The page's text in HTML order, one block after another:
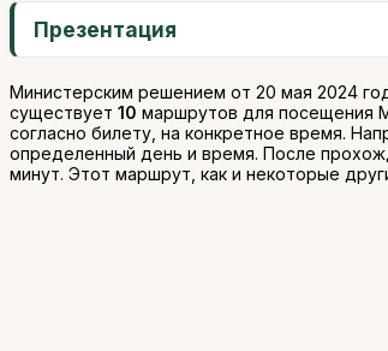
Презентация
Министерским решением от 20 мая 2024
существует 10 маршрутов для посещения
согласно билету, на конкретное время.
определенный день и время. После
минут. Этот маршрут, как и некоторые